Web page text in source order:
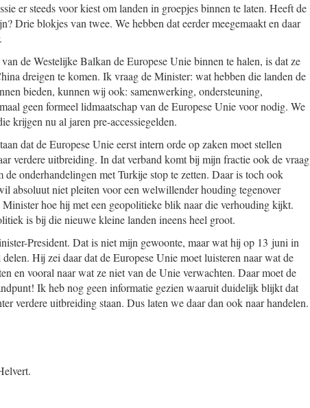
er steeds voor kiest om landen in groepjes binnen te laten. Heeft de
Drie blokjes van twee. We hebben dat eerder meegemaakt en daar
de Westelijke Balkan de Europese Unie binnen te halen, is dat ze
dreigen te komen. Ik vraag de Minister: wat hebben die landen de
bieden, kunnen wij ook: samenwerking, ondersteuning,
geen formeel lidmaatschap van de Europese Unie voor nodig. We
krijgen nu al jaren pre-accessiegelden.
dat de Europese Unie eerst intern orde op zaken moet stellen
verdere uitbreiding. In dat verband komt bij mijn fractie ook de vraag
onderhandelingen met Turkije stop te zetten. Daar is toch ook
absoluut niet pleiten voor een welwillender houding tegenover
hoe hij met een geopolitieke blik naar die verhouding kijkt.
is bij die nieuwe kleine landen ineens heel groot.
President. Dat is niet mijn gewoonte, maar wat hij op 13 juni in
Hij zei daar dat de Europese Unie moet luisteren naar wat de
en vooral naar wat ze niet van de Unie verwachten. Daar moet de
Ik heb nog geen informatie gezien waaruit duidelijk blijkt dat
verdere uitbreiding staan. Dus laten we daar dan ook naar handelen.